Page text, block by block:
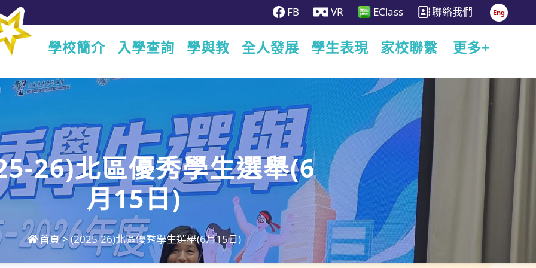
FB VR EClass 聯絡我們 Eng
學校簡介 入學查詢 學與教 全人發展 學生表現 家校聯繫 更多+
26)北區優秀學生選舉(6
月15日)
首頁>(2025-26)北區優秀學生選舉(6月15日)